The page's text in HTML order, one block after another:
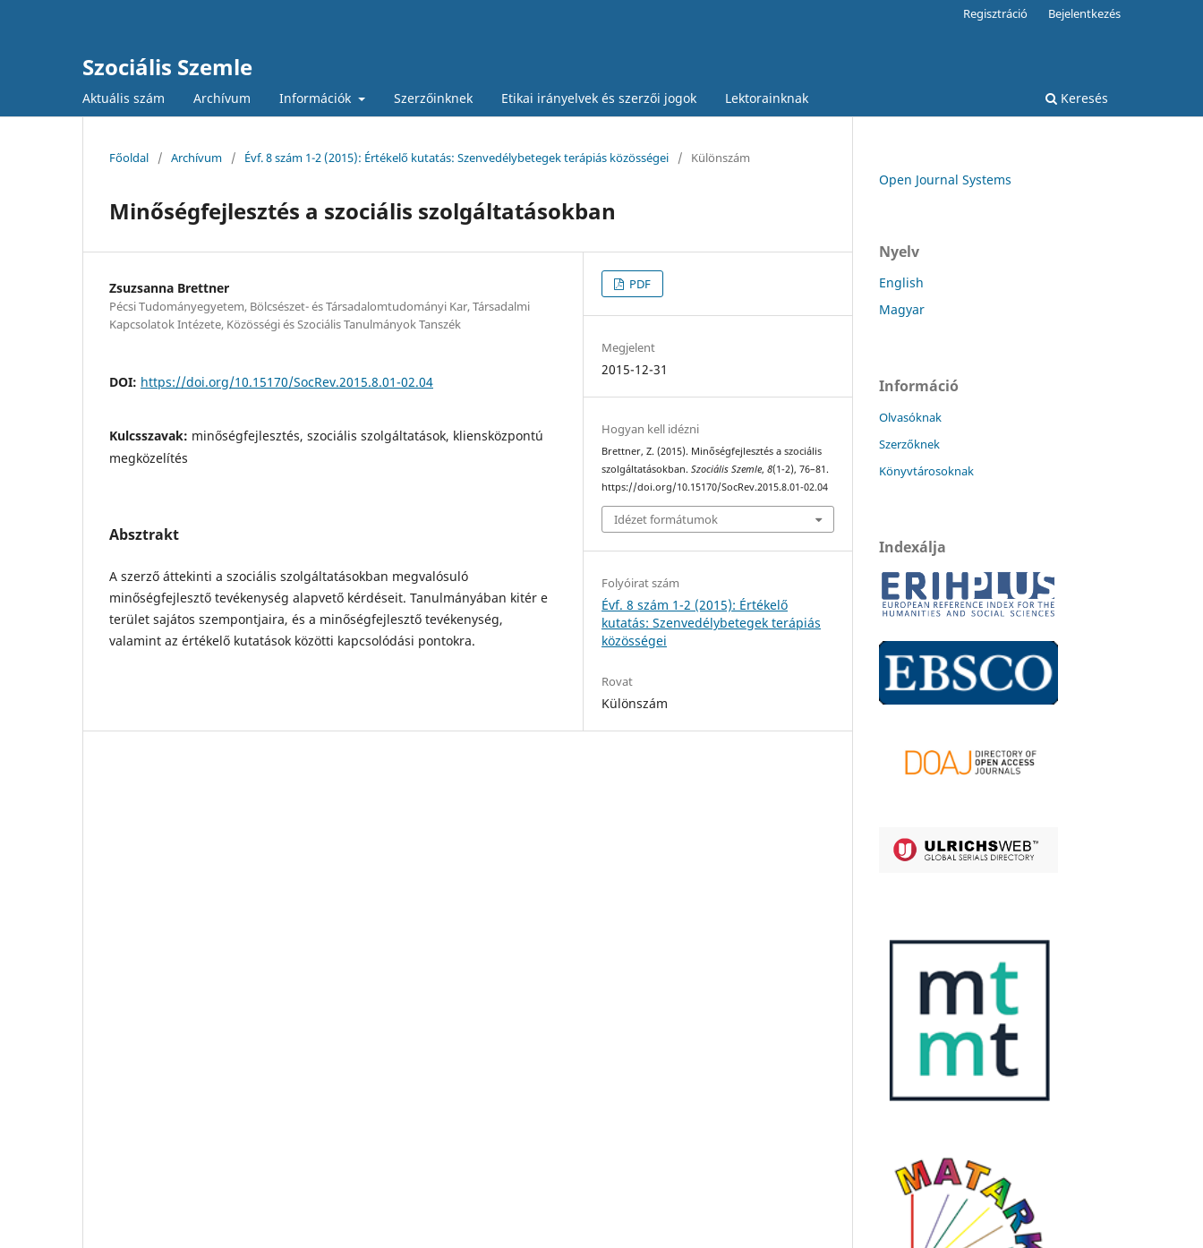
Szociális Szemle
Aktuális szám Archívum Információk Szerzőinknek Etikai irányelvek és szerzői jogok Lektorainknak Keresés
Regisztráció Bejelentkezés
Főoldal / Archívum / Évf. 8 szám 1-2 (2015): Értékelő kutatás: Szenvedélybetegek terápiás közösségei / Különszám
Minőségfejlesztés a szociális szolgáltatásokban
Zsuzsanna Brettner
Pécsi Tudományegyetem, Bölcsészet- és Társadalomtudományi Kar, Társadalmi
Kapcsolatok Intézete, Közösségi és Szociális Tanulmányok Tanszék
DOI: https://doi.org/10.15170/SocRev.2015.8.01-02.04
Kulcsszavak: minőségfejlesztés, szociális szolgáltatások, kliensközpontú
megközelítés
Absztrakt
A szerző áttekinti a szociális szolgáltatásokban megvalósuló
minőségfejlesztő tevékenység alapvető kérdéseit. Tanulmányában kitér e
terület sajátos szempontjaira, és a minőségfejlesztő tevékenység,
valamint az értékelő kutatások közötti kapcsolódási pontokra.
PDF
Megjelent
2015-12-31
Hogyan kell idézni
Brettner, Z. (2015). Minőségfejlesztés a szociális
szolgáltatásokban.Szociális Szemle,8(1-2), 76–81.
https://doi.org/10.15170/SocRev.2015.8.01-02.04
Idézet formátumok
Folyóirat szám
Évf. 8 szám 1-2 (2015): Értékelő
kutatás: Szenvedélybetegek terápiás
közösségei
Rovat
Különszám
Open Journal Systems
Nyelv
English
Magyar
Információ
Olvasóknak
Szerzőknek
Könyvtárosoknak
Indexálja